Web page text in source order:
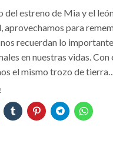
del estreno de Mia y el
aprovechamos para
recuerdan lo
en nuestras vidas. Con
el mismo trozo de